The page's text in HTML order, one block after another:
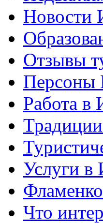
Новости
Отзывы
Персоны
Работа в
Услуги в
Фламенко
Что